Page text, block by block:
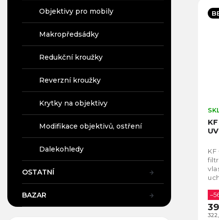
Objektivy pro mobily
Makropředsádky
Redukční kroužky
Reverzní kroužky
Krytky na objektivy
Modifikace objektivů, ostření
Dalekohledy
OSTATNÍ
BAZAR